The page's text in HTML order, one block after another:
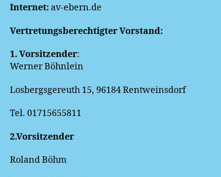
Internet: av-ebern.de
Vertretungsberechtigter Vorstand:
1. Vorsitzender:
Werner Böhnlein
Losbergsgereuth 15, 96184 Rentweinsdorf
Tel. 01715655811
2.Vorsitzender
Roland Böhm